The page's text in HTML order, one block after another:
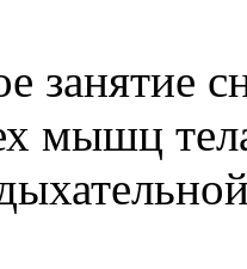
занятие
мышц